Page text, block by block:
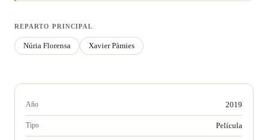
REPARTO PRINCIPAL
Núria Florensa Xavier Pàmies
Año 2019
Tipo Película